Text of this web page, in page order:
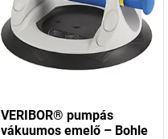
VERIBOR® pumpás
vákuumos emelő – Bohle